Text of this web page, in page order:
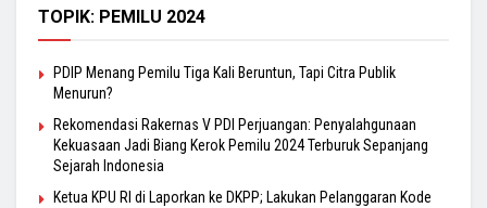
TOPIK: PEMILU 2024
PDIP Menang Pemilu Tiga Kali Beruntun, Tapi Citra Publik
Menurun?
Rekomendasi Rakernas V PDI Perjuangan: Penyalahgunaan
Kekuasaan Jadi Biang Kerok Pemilu 2024 Terburuk Sepanjang
Sejarah Indonesia
Ketua KPU RI di Laporkan ke DKPP; Lakukan Pelanggaran Kode